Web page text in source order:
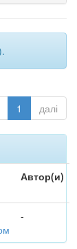
1 далі
Автор(и)
-